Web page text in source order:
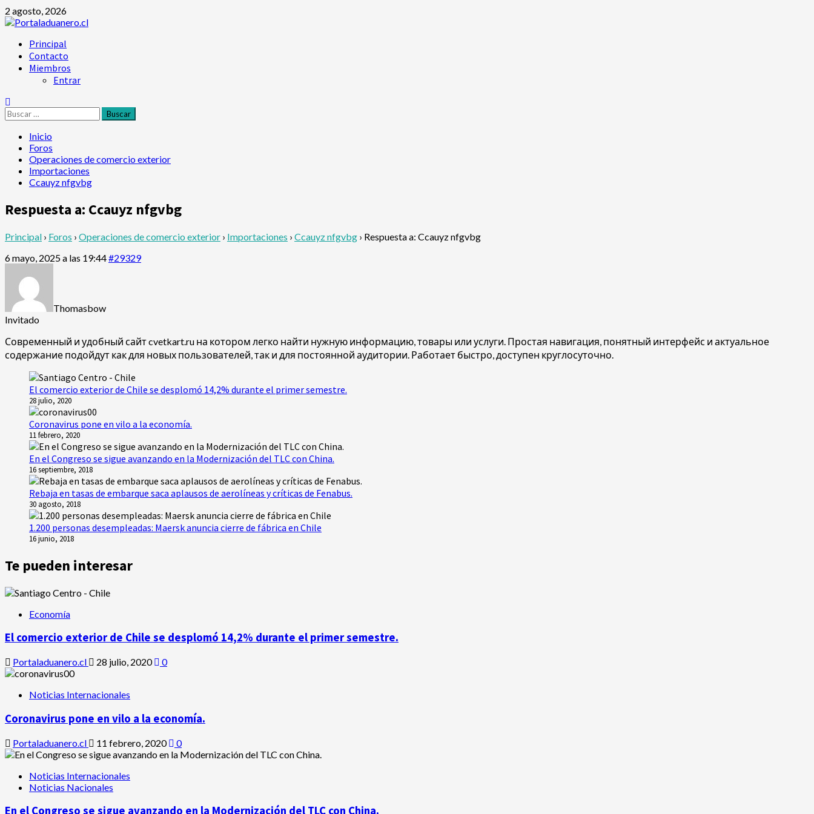
Saltar
al
2 agosto, 2026
Menú
principal
Principal
Contacto
Miembros
Entrar
Buscar:
Inicio
Foros
Operaciones de comercio exterior
Importaciones
Ccauyz nfgvbg
Respuesta a: Ccauyz nfgvbg
Principal › Foros › Operaciones de comercio exterior › Importaciones › Ccauyz nfgvbg › Respuesta a: Ccauyz nfgvbg
6 mayo, 2025 a las 19:44#29329
Thomasbow
Invitado
Современный и удобный сайтcvetkart.ru на котором легко найти нужную информацию, товары или услуги. Простая навигация, понятный интерфейс и актуальное
содержание подойдут как для новых пользователей, так и для постоянной аудитории. Работает быстро, доступен круглосуточно.
El comercio exterior de Chile se desplomó 14,2% durante el primer semestre.
28 julio, 2020
Coronavirus pone en vilo a la economía.
11 febrero, 2020
En el Congreso se sigue avanzando en la Modernización del TLC con China.
16 septiembre, 2018
Rebaja en tasas de embarque saca aplausos de aerolíneas y críticas de Fenabus.
30 agosto, 2018
1.200 personas desempleadas: Maersk anuncia cierre de fábrica en Chile
16 junio, 2018
Te pueden interesar
Economía
El comercio exterior de Chile se desplomó 14,2% durante el primer semestre.
Portaladuanero.cl 28 julio, 2020 0
Noticias Internacionales
Coronavirus pone en vilo a la economía.
Portaladuanero.cl 11 febrero, 2020 0
Noticias Internacionales
Noticias Nacionales
En el Congreso se sigue avanzando en la Modernización del TLC con China.